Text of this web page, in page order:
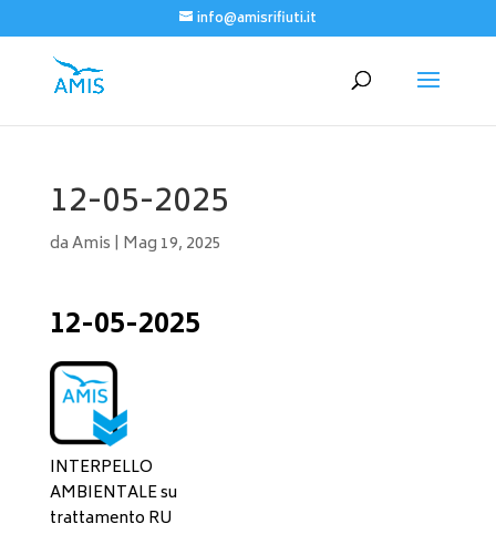
info@amisrifiuti.it
12-05-2025
daAmis | Mag 19, 2025
12-05-2025
INTERPELLO
AMBIENTALE su
trattamento RU